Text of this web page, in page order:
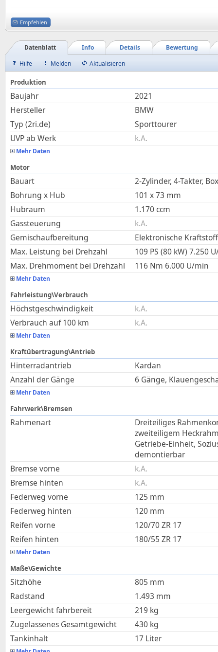
Empfehlen
Bewertung
Details
Info
Datenblatt
Hilfe
Melden Aktualisieren
Produktion
Baujahr
2021
Hersteller
BMW
Typ (2ri.de)
Sporttourer
UVP ab Werk
k.A.
Mehr Daten
Motor
Bauart
2-Zylinder, 4-Takter,
Bohrung x Hub
101 x73 mm
Hubraum
1.170 ccm
Gassteuerung
k.A.
Gemischaufbereitung
Elektronische
Max. Leistung bei Drehzahl
109 PS (80 kW) 7.250
Max. Drehmoment bei Drehzahl
116 Nm 6.000 U/min
Mehr Daten
Fahrleistung\Verbrauch
Höchstgeschwindigkeit
k.A.
Verbrauch auf 100 km
k.A.
Mehr Daten
Kraftübertragung\Antrieb
Hinterradantrieb
Kardan
Anzahl der Gänge
6 Gänge,
Mehr Daten
Fahrwerk\Bremsen
Rahmenart
Dreiteiliges
zweiteiligem
Getriebe-Einheit,
demontierbar
Bremse vorne
k.A.
Bremse hinten
k.A.
Federweg vorne
125 mm
Federweg hinten
120 mm
Reifen vorne
120/70 ZR 17
Reifen hinten
180/55 ZR 17
Mehr Daten
Maße\Gewichte
Sitzhöhe 805 mm
Radstand
1.493 mm
Leergewicht fahrbereit
219 kg
Zugelassenes Gesamtgewicht
430 kg
Tankinhalt
17 Liter